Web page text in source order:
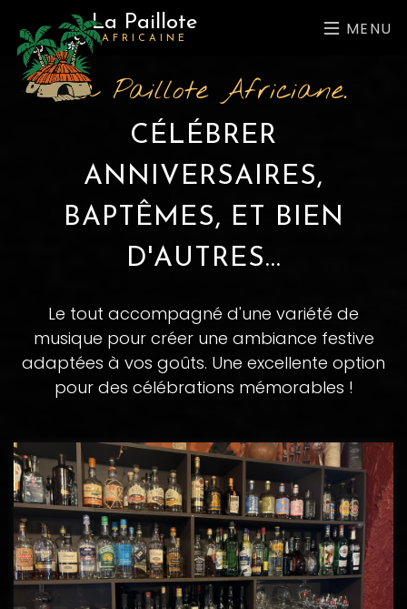
La Paillote
AFRICAINE MENU
La Paillote Africiane.
CÉLÉBRER
ANNIVERSAIRES,
BAPTÊMES, ET BIEN
D'AUTRES...
Le tout accompagné d'une variété de
musique pour créer une ambiance festive
adaptées à vos goûts. Une excellente option
pour des célébrations mémorables !
La Paillote Africaine
VUE IMPRENABLE SUR LA
VILLE DE HUY !
Offre un cadre accueillant et une cuisine
profitez de moments conviviaux et savoureux !